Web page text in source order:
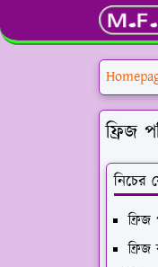
ফ্রিজ
নিচের
ফ্রিজ